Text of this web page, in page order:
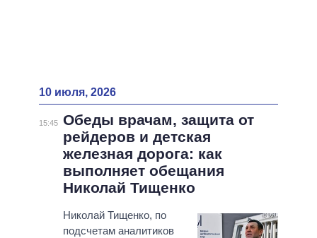
10 июля, 2026
15:45 Обеды врачам, защита от
рейдеров и детская
железная дорога: как
выполняет обещания
Николай Тищенко
Николай Тищенко, по
подсчетам аналитиков